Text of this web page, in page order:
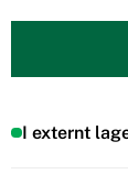
I externt